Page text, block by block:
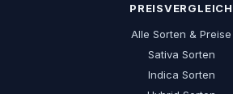
PREISVERGLEICH
Alle Sorten & Preise
Sativa Sorten
Indica Sorten